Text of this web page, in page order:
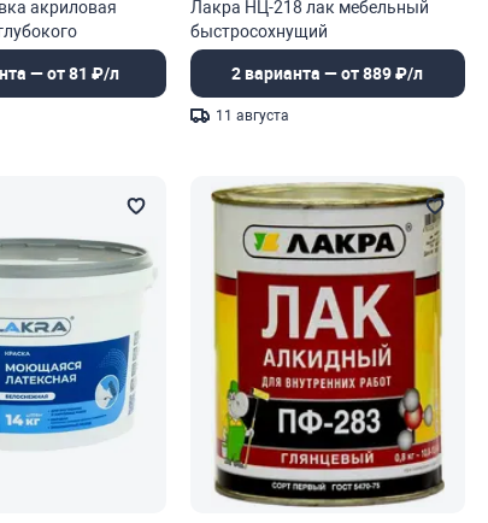
акриловая
— от 81 ₽/л
Лакра НЦ-218 лак мебельный
быстросохнущий
2 варианта — от 889 ₽/л
11 августа